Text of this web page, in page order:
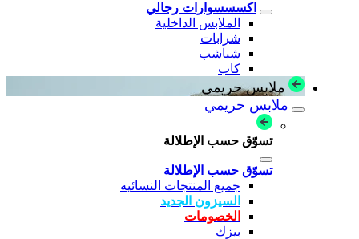
اكسسسوارات رجالي
الملابس الداخلية
شرابات
شباشب
كاب
ملابس حريمي
ملابس حريمي
تسوّق حسب الإطلالة
تسوّق حسب الإطلالة
جميع المنتجات النسائيه
السيزون الجديد
الخصومات
بيزك